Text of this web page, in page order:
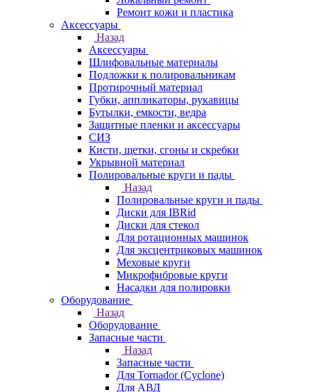
Ремонт кожи и пластика
Аксессуары
Назад
Аксессуары
Шлифовальные материалы
Подложки к полировальникам
Протирочный материал
Губки, аппликаторы, рукавицы
Бутылки, емкости, ведра
Защитные пленки и аксессуары
СИЗ
Кисти, щетки, сгоны и скребки
Укрывной материал
Полировальные круги и пады
Назад
Полировальные круги и пады
Диски для IBRid
Диски для стекол
Для ротационных машинок
Для эксцентриковых машинок
Меховые круги
Микрофибровые круги
Насадки для полировки
Оборудование
Назад
Оборудование
Запасные части
Назад
Запасные части
Для Tornador (Cyclone)
Для АВД